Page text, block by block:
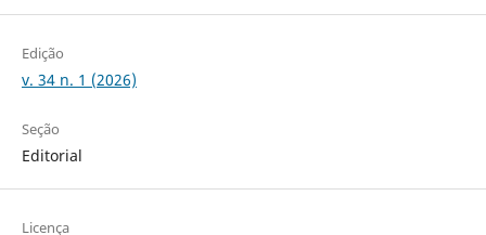
Edição
v. 34 n. 1 (2026)
Seção
Editorial
Licença